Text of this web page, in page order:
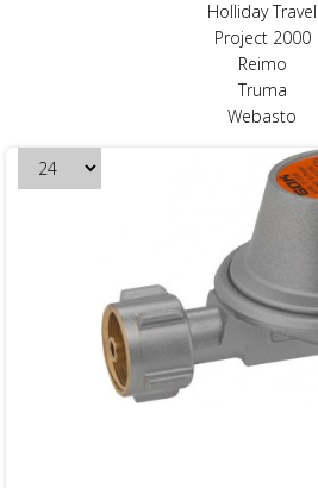
Holliday Travel
Project 2000
Reimo
Truma
Webasto